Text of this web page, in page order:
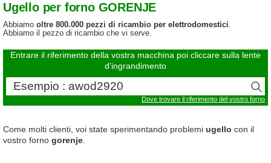
Ugello per forno GORENJE
Abbiamo oltre 800.000 pezzi di ricambio per elettrodomestici.
Abbiamo il pezzo di ricambio che vi serve.
Entrare il riferimento della vostra macchina poi cliccare sulla lente
d'ingrandimento
Dove trovare il riferimento del vostro forno
Come molti clienti, voi state sperimentando problemi ugello con il
vostro forno gorenje